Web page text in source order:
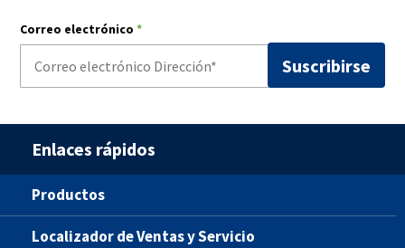
Correo electrónico *
Enlaces rápidos
Productos
Localizador de Ventas y Servicio